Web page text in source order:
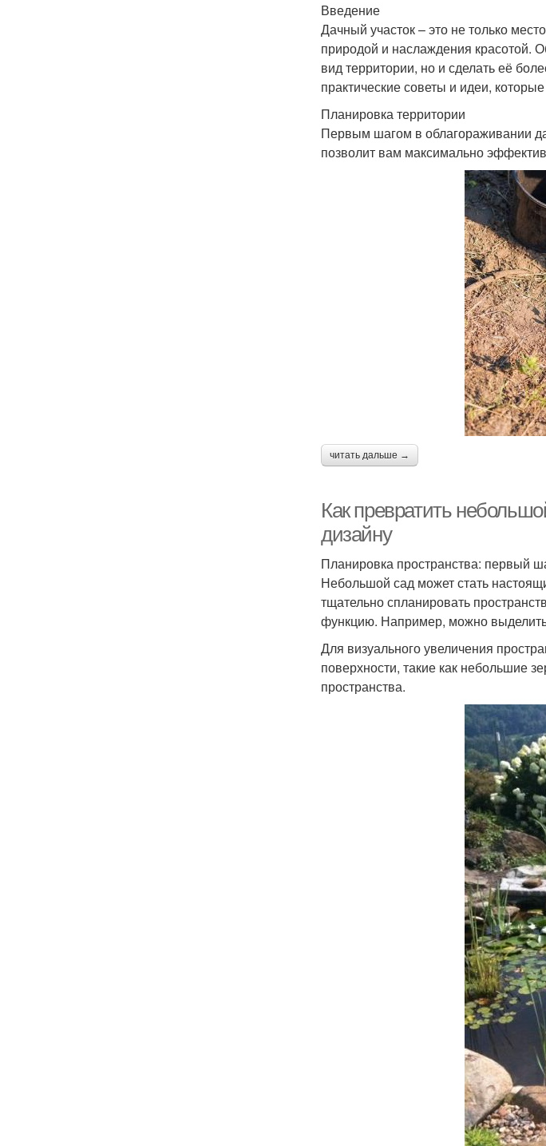
Введение
Дачный участок – это не только
природой и наслаждения красотой.
вид территории, но и сделать её
практические советы и идеи,
Планировка территории
Первым шагом в облагораживании
позволит вам максимально
читать дальше →
Как превратить
дизайну
Планировка пространства: первый
Небольшой сад может стать
тщательно спланировать
функцию. Например, можно выделить
Для визуального увеличения
поверхности, такие как небольшие
пространства.